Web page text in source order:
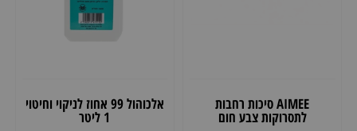
AIMEE סיכות רחבות
לתסרוקות צבע חום
אלכוהול 99 אחוז לניקוי וחיטוי
1 ליטר